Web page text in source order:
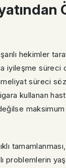
hekimler
iyileşme süreci
süreci
kullanan
problemlerin